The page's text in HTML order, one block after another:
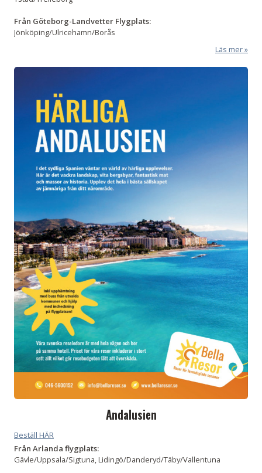
Från Göteborg-Landvetter Flygplats:
Jönköping/Ulricehamn/Borås
Läs mer
Andalusien
Beställ HÄR
Från Arlanda flygplats:
Gävle/Uppsala/Sigtuna, Lidingö/Danderyd/Täby/Vallentuna